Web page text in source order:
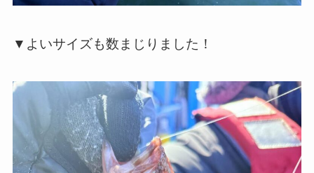
▼よいサイズも数まじりました！